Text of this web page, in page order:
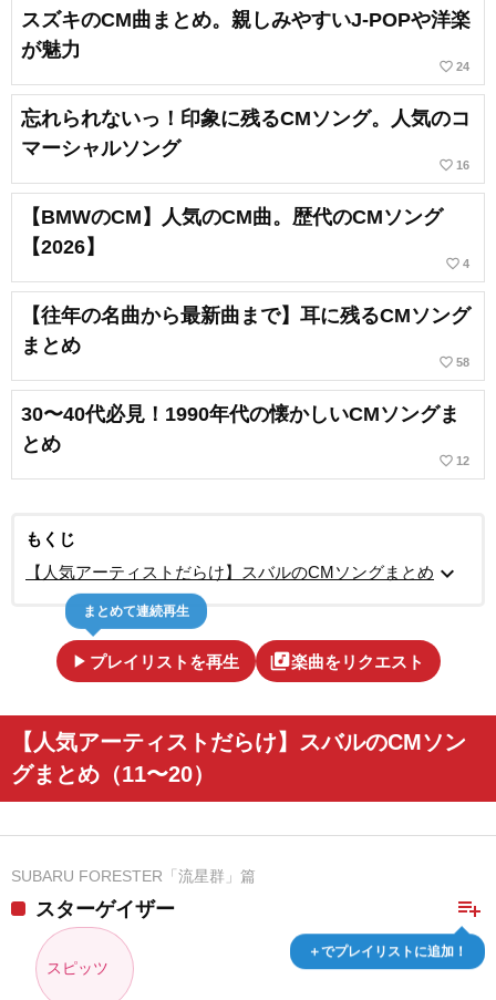
スズキのCM曲まとめ。親しみやすいJ-POPや洋楽
が魅力
favorite_border 24
忘れられないっ！印象に残るCMソング。人気のコ
マーシャルソング
favorite_border 16
【BMWのCM】人気のCM曲。歴代のCMソング
【2026】
favorite_border 4
【往年の名曲から最新曲まで】耳に残るCMソング
まとめ
favorite_border 58
30〜40代必見！1990年代の懐かしいCMソングま
とめ
favorite_border 12
もくじ
【人気アーティストだらけ】スバルのCMソングまとめ expand_more
play_arrow プレイリストを再生
まとめて連続再生
library_music楽曲をリクエスト
【人気アーティストだらけ】スバルのCMソン
グまとめ（11〜20）
SUBARU FORESTER「流星群」篇
playlist_add
＋でプレイリストに追加！
スターゲイザー
スピッツ